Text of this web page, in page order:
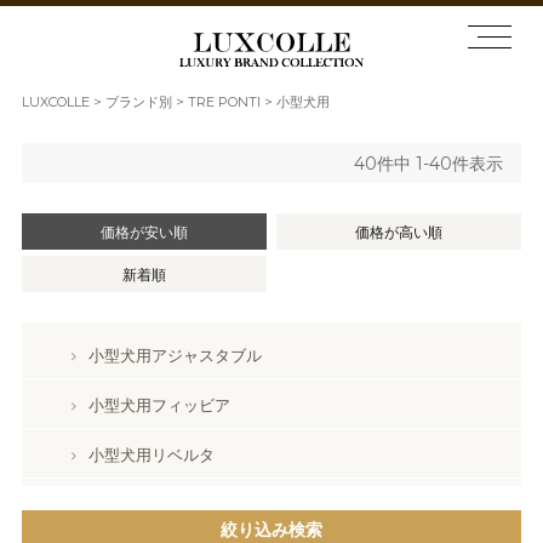
LUXCOLLE ブランド別 TRE PONTI 小型犬用
価格が安い順 価格が高い順
新着順
40件中 1-40件表示
小型犬用アジャスタブル
小型犬用フィッビア
小型犬用リベルタ
絞り込み検索